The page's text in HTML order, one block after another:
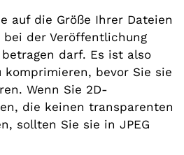
auf die Größe Ihrer Dateien
der Veröffentlichung
darf. Es ist also
komprimieren, bevor Sie sie
Wenn Sie 2D-
die keinen transparenten
sollten Sie sie in JPEG